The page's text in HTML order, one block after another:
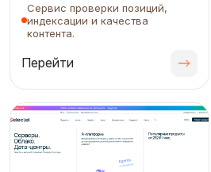
Сервис проверки позиций,
индексации и качества
контента.
Перейти